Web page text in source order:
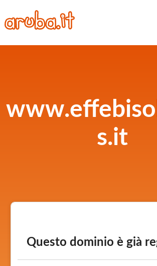
s.it
Questo dominio è già